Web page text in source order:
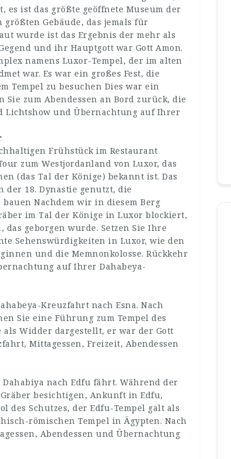
ist das größte geöffnete Museum der
Gebäude, das jemals für
wurde ist das Ergebnis der mehr als
und ihr Hauptgott war Gott Amon.
namens Luxor-Tempel, der im alten
war. Es war ein großes Fest, die
Tempel zu besuchen Dies war ein
zum Abendessen an Bord zurück, die
Lichtshow und Übernachtung auf Ihrer
Frühstück im Restaurant
zum Westjordanland von Luxor, das
(das Tal der Könige) bekannt ist. Das
18. Dynastie genutzt, die
Nachdem wir in diesem Berg
im Tal der Könige in Luxor blockiert,
geborgen wurde. Setzen Sie Ihre
Sehenswürdigkeiten in Luxor, wie den
und die Memnonkolosse. Rückkehr
auf Ihrer Dahabeya-
Kreuzfahrt nach Esna. Nach
Sie eine Führung zum Tempel des
als Widder dargestellt, er war der Gott
Mittagessen, Freizeit, Abendessen
nach Edfu fährt. Während der
besichtigen, Ankunft in Edfu,
des Schutzes, der Edfu-Tempel galt als
römischen Tempel in Ägypten. Nach
Abendessen und Übernachtung